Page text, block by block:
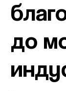
до